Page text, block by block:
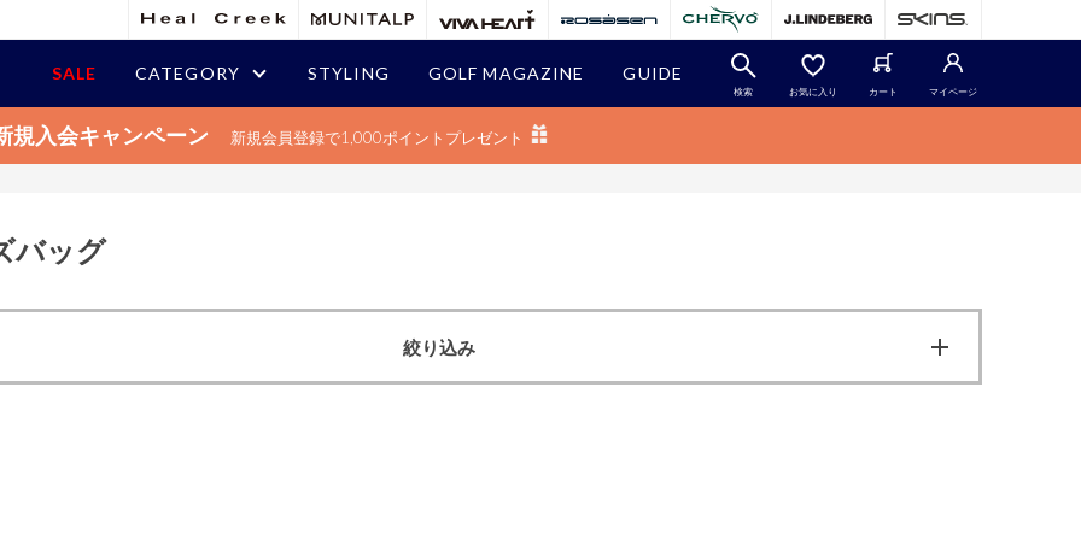
SALE CATEGORY STYLING GOLF MAGAZINE GUIDE
検索 お気に入り カート マイページ
規入会キャンペーン 新規会員登録で1,000ポイントプレゼント
バッグ
絞り込み